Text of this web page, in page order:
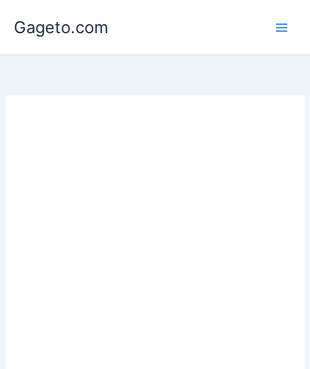
Gageto.com